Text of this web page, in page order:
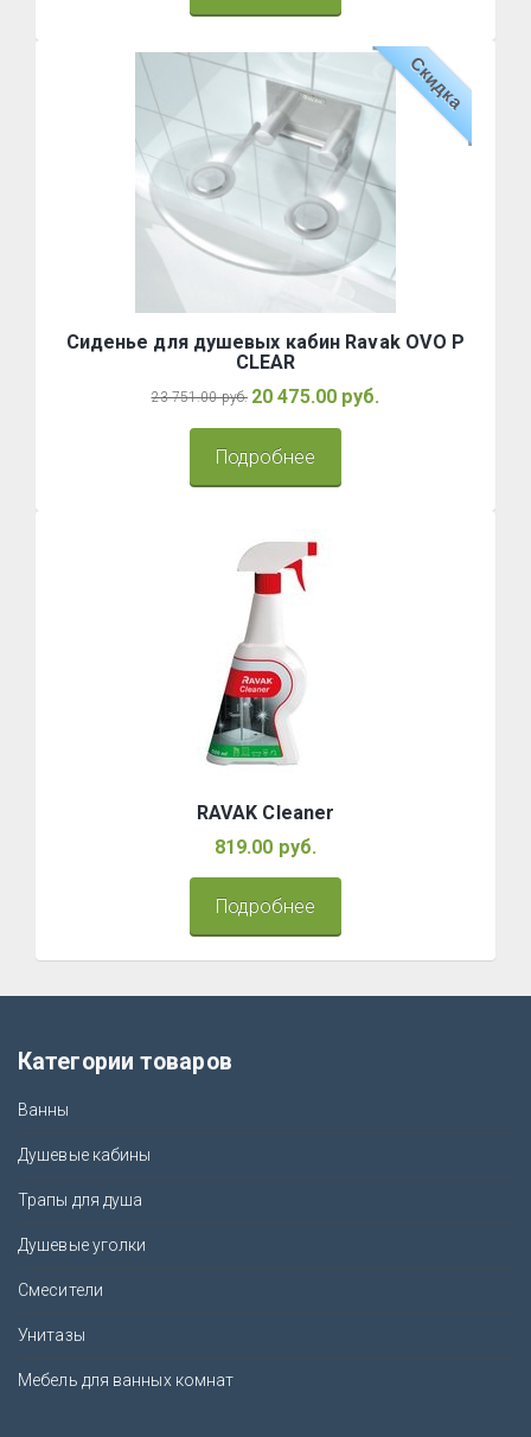
Скидка
Сиденье для душевых кабин Ravak OVO P
CLEAR
23 751.00 руб. 20 475.00 руб.
Подробнее
RAVAK Cleaner
819.00 руб.
Подробнее
Категории товаров
Ванны
Душевые кабины
Трапы для душа
Душевые уголки
Смесители
Унитазы
Мебель для ванных комнат